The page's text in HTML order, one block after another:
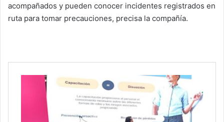
acompañados y pueden conocer incidentes registrados en
ruta para tomar precauciones, precisa la compañía.